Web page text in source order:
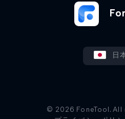
日
© 2026 FoneTool.